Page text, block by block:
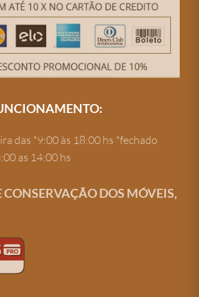
das *9:00 às 18:00 hs *fechado
as 14:00 hs
CONSERVAÇÃO DOS MÓVEIS,